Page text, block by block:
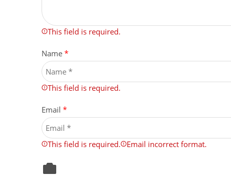
This field is required.
Name *
This field is required.
Email *
This field is required. Email incorrect format.